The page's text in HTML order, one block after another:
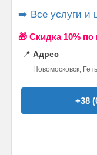
➡️ Все услуги и
🎁 Cкидка 10%
📍 Адрес
Новомосковск,
+38